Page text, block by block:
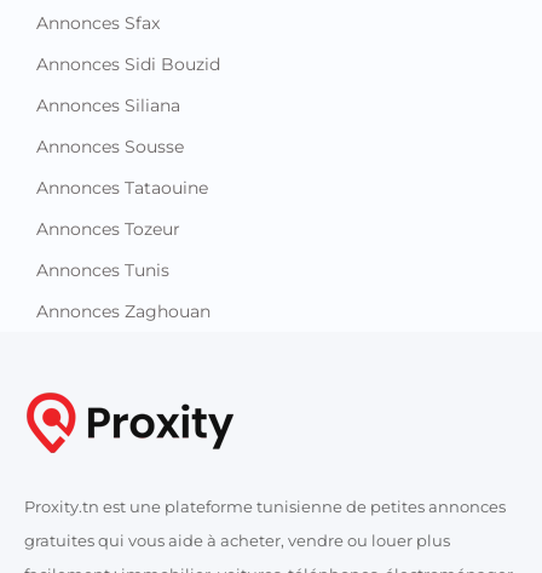
Annonces Sfax
Annonces Sidi Bouzid
Annonces Siliana
Annonces Sousse
Annonces Tataouine
Annonces Tozeur
Annonces Tunis
Annonces Zaghouan
Proxity.tn est une plateforme tunisienne de petites annonces
gratuites qui vous aide à acheter, vendre ou louer plus